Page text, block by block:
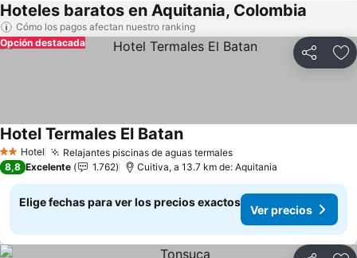
Hoteles baratos en Aquitania, Colombia
Cómo los pagos afectan nuestro ranking
Compartir
Opción destacada
2 Estrellas
Hotel Relajantes piscinas de aguas termalesVer precios
Hotel Termales El BatanVer precios
8,8 Excelente 1.762 Cuitiva, a 13.7 km de: Aquitania
Elige fechas para ver los precios exactos
Ver precios